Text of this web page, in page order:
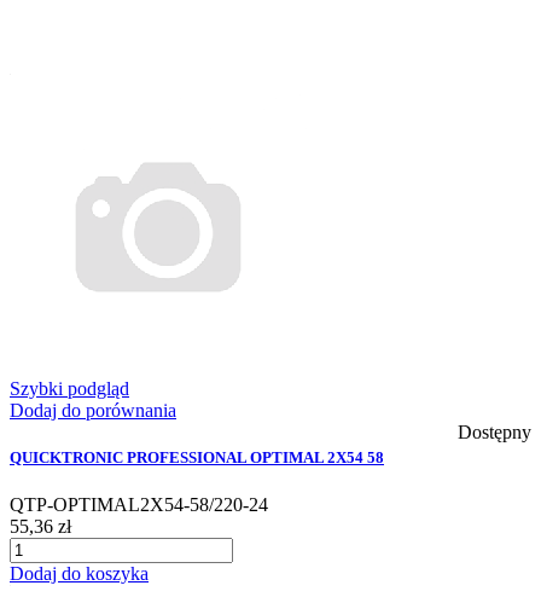
Szybki podgląd
Dodaj do porównania
Dostępny
QUICKTRONIC PROFESSIONAL OPTIMAL 2X54 58
QTP-OPTIMAL2X54-58/220-24
55,36 zł
Dodaj do koszyka